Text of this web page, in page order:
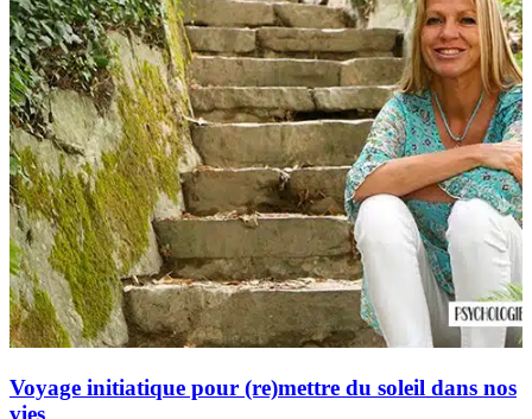
Voyage initiatique pour (re)mettre du soleil dans nos
vies